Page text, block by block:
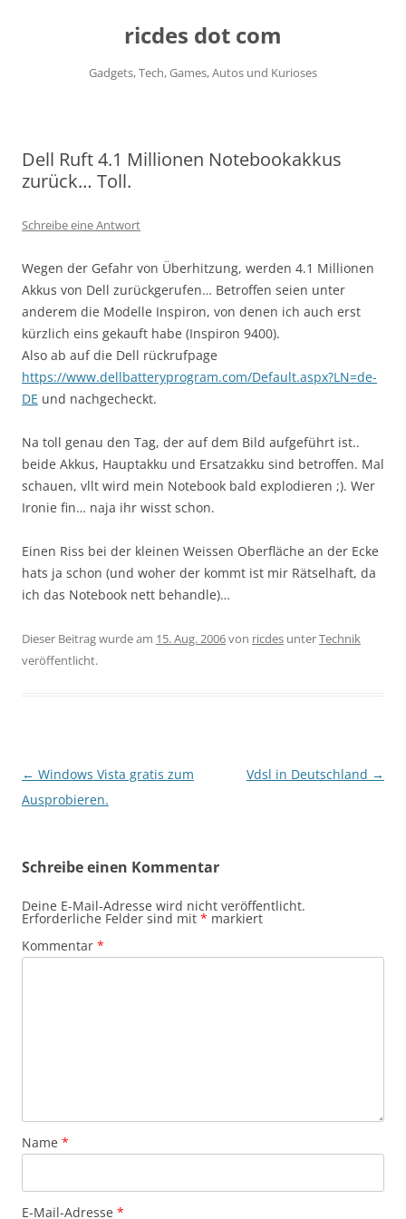
ricdes dot com
Gadgets, Tech, Games, Autos und Kurioses
Dell Ruft 4.1 Millionen Notebookakkus
zurück… Toll.
Schreibe eine Antwort
Wegen der Gefahr von Überhitzung, werden 4.1 Millionen
Akkus von Dell zurückgerufen… Betroffen seien unter
anderem die Modelle Inspiron, von denen ich auch erst
kürzlich eins gekauft habe (Inspiron 9400).
Also ab auf die Dell rückrufpage
https://www.dellbatteryprogram.com/Default.aspx?LN=de-
DE und nachgecheckt.
Na toll genau den Tag, der auf dem Bild aufgeführt ist..
beide Akkus, Hauptakku und Ersatzakku sind betroffen. Mal
schauen, vllt wird mein Notebook bald explodieren ;). Wer
Ironie fin… naja ihr wisst schon.
Einen Riss bei der kleinen Weissen Oberfläche an der Ecke
hats ja schon (und woher der kommt ist mir Rätselhaft, da
ich das Notebook nett behandle)…
Dieser Beitrag wurde am 15. Aug. 2006von ricdes unterTechnik
veröffentlicht.
Beitragsnavigation
← Windows Vista gratis zum
Ausprobieren.
Vdsl in Deutschland →
Schreibe einen Kommentar
Deine E-Mail-Adresse wird nicht veröffentlicht.
Erforderliche Felder sind mit * markiert
Kommentar *
Name *
E-Mail-Adresse *